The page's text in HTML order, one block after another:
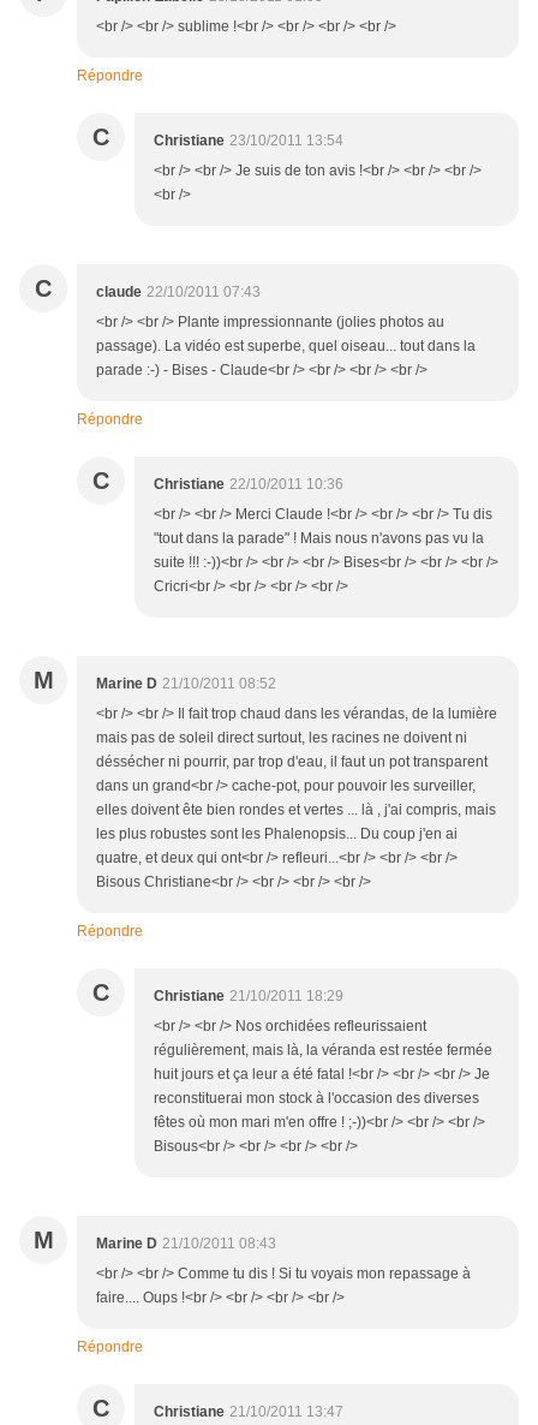
<br /> <br /> sublime !<br /> <br /> <br /> <br />
Répondre
C Christiane 23/10/2011 13:54
<br /> <br /> Je suis de ton avis !<br /> <br /> <br />
<br />
C claude 22/10/2011 07:43
<br /> <br /> Plante impressionnante (jolies photos au
passage). La vidéo est superbe, quel oiseau... tout dans la
parade :-) - Bises - Claude<br /> <br /> <br /> <br />
Répondre
C Christiane 22/10/2011 10:36
<br /> <br /> Merci Claude !<br /> <br /> <br /> Tu dis
"tout dans la parade" ! Mais nous n'avons pas vu la
suite !!! :-))<br /> <br /> <br /> Bises<br /> <br /> <br />
Cricri<br /> <br /> <br /> <br />
M Marine D 21/10/2011 08:52
<br /> <br /> Il fait trop chaud dans les vérandas, de la lumière
mais pas de soleil direct surtout, les racines ne doivent ni
déssécher ni pourrir, par trop d'eau, il faut un pot transparent
dans un grand<br /> cache-pot, pour pouvoir les surveiller,
elles doivent ête bien rondes et vertes ... là , j'ai compris, mais
les plus robustes sont les Phalenopsis... Du coup j'en ai
quatre, et deux qui ont<br /> refleuri...<br /> <br /> <br />
Bisous Christiane<br /> <br /> <br /> <br />
Répondre
C Christiane 21/10/2011 18:29
<br /> <br /> Nos orchidées refleurissaient
régulièrement, mais là, la véranda est restée fermée
huit jours et ça leur a été fatal !<br /> <br /> <br /> Je
reconstituerai mon stock à l'occasion des diverses
fêtes où mon mari m'en offre ! ;-))<br /> <br /> <br />
Bisous<br /> <br /> <br /> <br />
M Marine D 21/10/2011 08:43
<br /> <br /> Comme tu dis ! Si tu voyais mon repassage à
faire.... Oups !<br /> <br /> <br /> <br />
Répondre
C Christiane 21/10/2011 13:47